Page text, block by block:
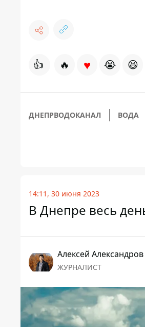
👍 🔥 ♥ 😭 😆
ДНЕПРВОДОКАНАЛ ВОДА
14:11, 30 июня 2023
В Днепре весь
Алексей Александров
ЖУРНАЛИСТ